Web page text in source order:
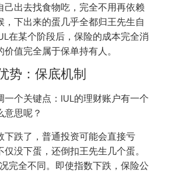
己出去找食物吃，完全不用再依赖
，下出来的蛋几乎全都归王先生自
在某个阶段后，保险的成本完全消
值完全属于保单持有人。
势：保底机制
一个关键点：IUL的理财账户有一个
意思呢？
下跌了，普通投资可能会直接亏
没下蛋，还倒扣王先生几个蛋。
完全不同。即使指数下跌，保险公